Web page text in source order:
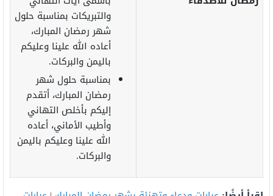
والتبريكات بمناسبة حلول
شهر رمضان المبارك،
أعاده الله علينا وعليكم
باليمن والبركات.
بمناسبة حلول شهر
رمضان المبارك، أتقدم
إليكم بأخلص التهاني
وأطيب الأماني، أعاده
الله علينا وعليكم باليمن
والبركات.